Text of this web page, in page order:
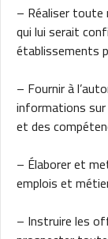
– Réaliser
qui lui serait
établissements
– Fournir à
informations sur
et des
– Élaborer et
emplois et
– Instruire les